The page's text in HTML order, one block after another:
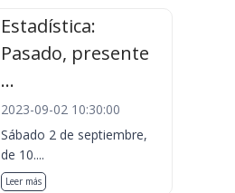
Estadística:
Pasado, presente
...
2023-09-02 10:30:00
Sábado 2 de septiembre,
de 10....
Leer más